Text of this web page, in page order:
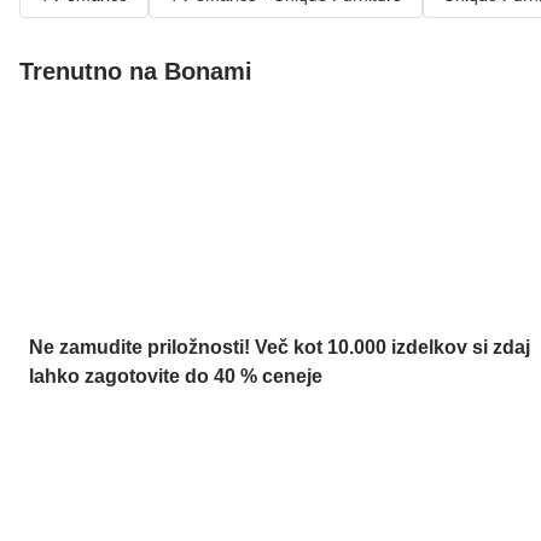
Trenutno na Bonami
Ne zamudite priložnosti! Več kot 10.000 izdelkov si zdaj
lahko zagotovite do 40 % ceneje